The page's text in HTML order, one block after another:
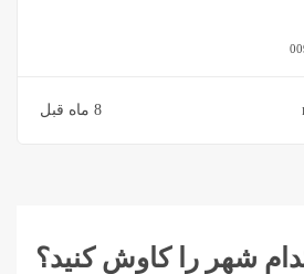
8 ماه قبل
شهر را کاوش کنید؟